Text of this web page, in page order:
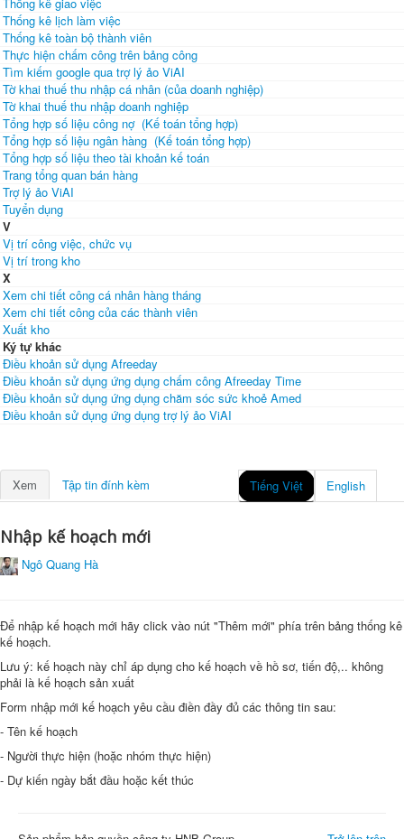
Thống kê lịch làm việc
Thống kê toàn bộ thành viên
Thực hiện chấm công trên bảng công
Tìm kiếm google qua trợ lý ảo ViAI
Tờ khai thuế thu nhập cá nhân (của doanh nghiệp)
Tờ khai thuế thu nhập doanh nghiệp
Tổng hợp số liệu công nợ (Kế toán tổng hợp)
Tổng hợp số liệu ngân hàng (Kế toán tổng hợp)
Tổng hợp số liệu theo tài khoản kế toán
Trang tổng quan bán hàng
Trợ lý ảo ViAI
Tuyển dụng
V
Vị trí công việc, chức vụ
Vị trí trong kho
X
Xem chi tiết công cá nhân hàng tháng
Xem chi tiết công của các thành viên
Xuất kho
Ký tự khác
Điều khoản sử dụng Afreeday
Điều khoản sử dụng ứng dụng chấm công Afreeday Time
Điều khoản sử dụng ứng dụng chăm sóc sức khoẻ Amed
Điều khoản sử dụng ứng dụng trợ lý ảo ViAI
Xem Tập tin đính kèm English
Tiếng Việt
Nhập kế hoạch mới
Ngô Quang Hà
Để nhập kế hoạch mới hãy click vào nút "Thêm mới" phía trên bảng thống kê
kế hoạch.
Lưu ý: kế hoạch này chỉ áp dụng cho kế hoạch về hồ sơ, tiến độ,.. không
phải là kế hoạch sản xuất
Form nhập mới kế hoạch yêu cầu điền đầy đủ các thông tin sau:
- Tên kế hoạch
- Người thực hiện (hoặc nhóm thực hiện)
- Dự kiến ngày bắt đầu hoặc kết thúc